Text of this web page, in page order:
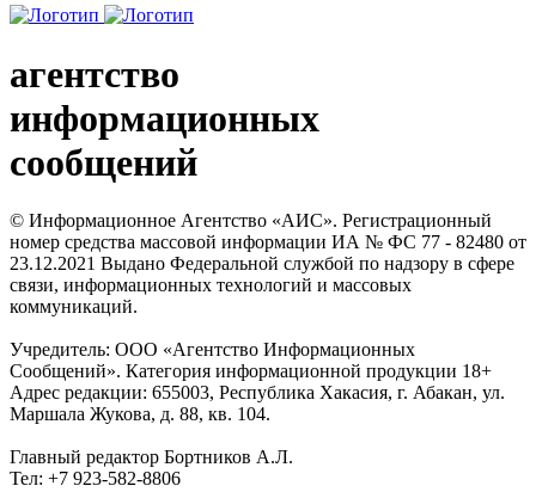
агентство
информационных
сообщений
© Информационное Агентство «АИС». Регистрационный
номер средства массовой информации ИА № ФС 77 - 82480 от
23.12.2021 Выдано Федеральной службой по надзору в сфере
связи, информационных технологий и массовых
коммуникаций.
Учредитель: ООО «Агентство Информационных
Сообщений». Категория информационной продукции 18+
Адрес редакции: 655003, Республика Хакасия, г. Абакан, ул.
Маршала Жукова, д. 88, кв. 104.
Главный редактор Бортников А.Л.
Тел: +7 923-582-8806